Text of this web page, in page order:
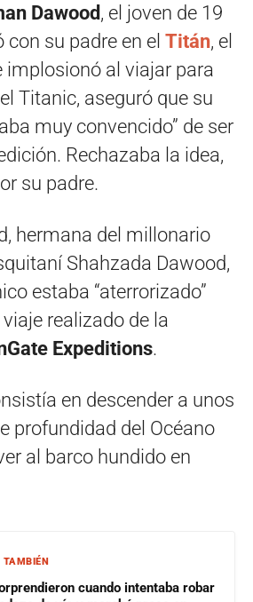
Dawood , el joven de 19
su padre en el Titán, el
implosionó al viajar para
Titanic, aseguró que su
muy convencido” de ser
Rechazaba la idea,
su padre.
hermana del millonario
Shahzada Dawood,
estaba “aterrorizado”
realizado de la
Expeditions.
en descender a unos
profundidad del Océano
al barco hundido en
TAMBIÉN
cuando intentaba robar